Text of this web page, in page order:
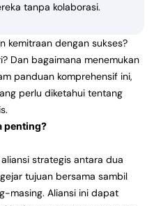
tanpa kolaborasi.
kemitraan dengan sukses?
Dan bagaimana menemukan
panduan komprehensif ini,
perlu diketahui tentang
penting?
strategis antara dua
tujuan bersama sambil
masing. Aliansi ini dapat